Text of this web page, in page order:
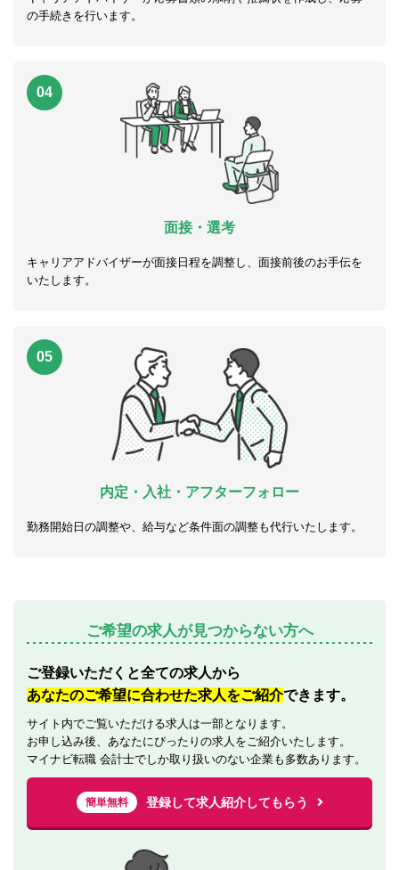
の手続きを行います。
04
面接・選考
キャリアアドバイザーが面接日程を調整し、面接前後のお手伝を
いたします。
05
内定・入社・アフターフォロー
勤務開始日の調整や、給与など条件面の調整も代行いたします。
ご希望の求人が見つからない方へ
ご登録いただくと全ての求人から
あなたのご希望に合わせた求人をご紹介できます。
サイト内でご覧いただける求人は一部となります。
お申し込み後、あなたにぴったりの求人をご紹介いたします。
マイナビ転職 会計士でしか取り扱いのない企業も多数あります。
簡単無料 登録して求人紹介してもらう